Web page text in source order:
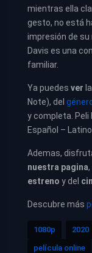
mientras ella
gesto, no está
impresión de su
Davis es una
familiar.
Ya puedes ver la
Note), del
y completa. Peli
Español –
Ademas,
nuestra pagina
estreno y del
Descubre más
1080p 2020
película online